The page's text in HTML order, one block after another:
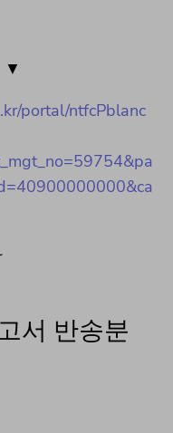
▼
portal/ntfcPblanc
서 반송분